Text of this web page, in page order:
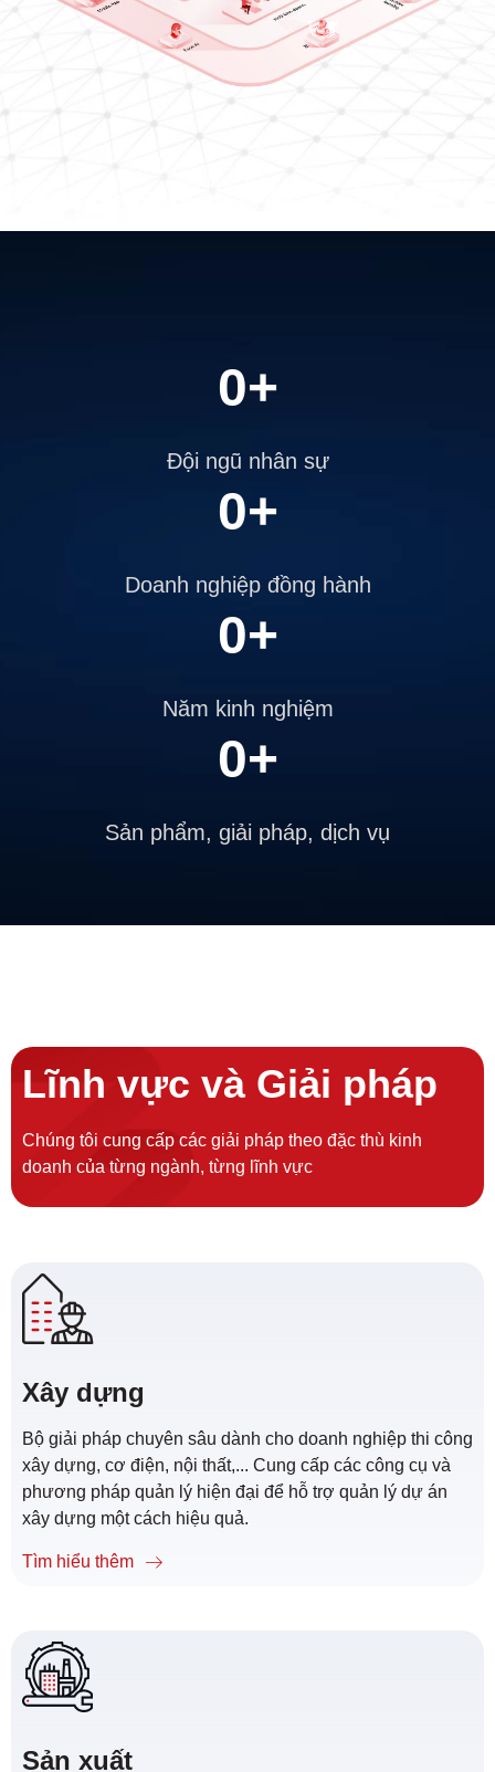
0+
Đội ngũ nhân sự
0+
Doanh nghiệp đồng hành
0+
Năm kinh nghiệm
0+
Sản phẩm, giải pháp, dịch vụ
Lĩnh vực và Giải pháp
Chúng tôi cung cấp các giải pháp theo đặc thù kinh
doanh của từng ngành, từng lĩnh vực
Xây dựng
Bộ giải pháp chuyên sâu dành cho doanh nghiệp thi công
xây dựng, cơ điện, nội thất,... Cung cấp các công cụ và
phương pháp quản lý hiện đại để hỗ trợ quản lý dự án
xây dựng một cách hiệu quả.
Tìm hiểu thêm
Sản xuất